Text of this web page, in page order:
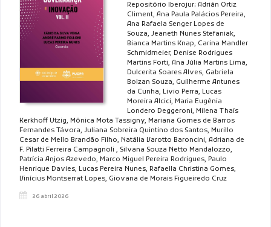
Repositório Iberojur; Adrián Ortiz
Climent, Ana Paula Palácios Pereira,
Ana Rafaela Senger Lopes de
Souza, Jeaneth Nunes Stefaniak,
Bianca Martins Knap, Carina Mandler
Schmidmeier, Denise Rodrigues
Martins Forti, Ana Júlia Martins Lima,
Dulcerita Soares Alves, Gabriela
Bolzan Souza, Guilherme Antunes
da Cunha, Livio Perra, Lucas
Moreira Alcici, Maria Eugênia
Londero Deggeroni, Milena Thaís
Kerkhoff Utzig, Mônica Mota Tassigny, Mariana Gomes de Barros
Fernandes Távora, Juliana Sobreira Quintino dos Santos, Murillo
Cesar de Mello Brandão Filho, Natália Varotto Baroncini, Adriana de
F. Pilatti Ferreira Campagnoli , Silvana Souza Netto Mandalozzo,
Patrícia Anjos Azevedo, Marco Miguel Pereira Rodrigues, Paulo
Henrique Davies, Lucas Pereira Nunes, Rafaella Christina Gomes,
Vinícius Montserrat Lopes, Giovana de Morais Figueiredo Cruz
26 abril 2026